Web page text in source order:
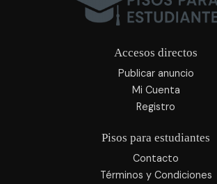
Accesos directos
Publicar anuncio
Mi Cuenta
Registro
Pisos para estudiantes
Contacto
Términos y Condiciones